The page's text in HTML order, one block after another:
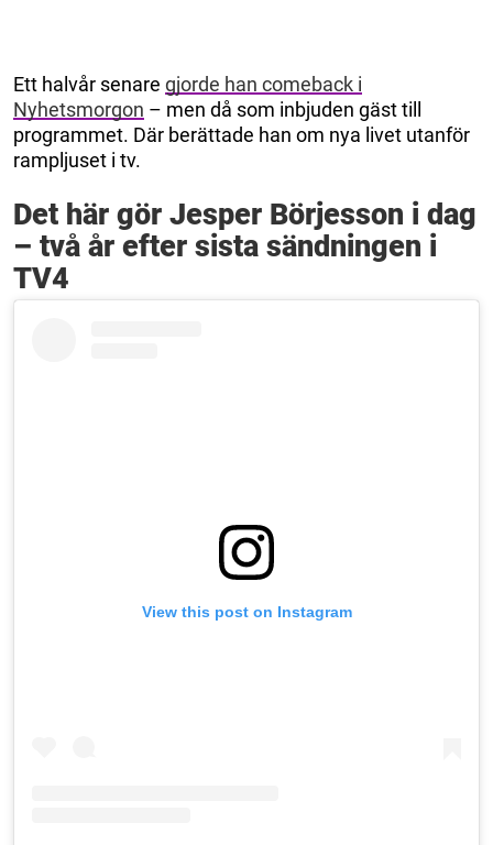
Ett halvår senare gjorde han comeback i
Nyhetsmorgon – men då som inbjuden gäst till
programmet. Där berättade han om nya livet utanför
rampljuset i tv.
Det här gör Jesper Börjesson i dag
– två år efter sista sändningen i
TV4
View this post on Instagram